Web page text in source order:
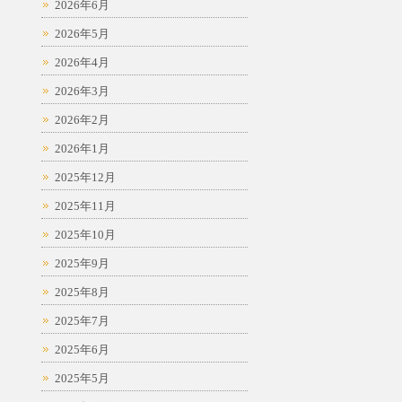
2026年6月
2026年5月
2026年4月
2026年3月
2026年2月
2026年1月
2025年12月
2025年11月
2025年10月
2025年9月
2025年8月
2025年7月
2025年6月
2025年5月